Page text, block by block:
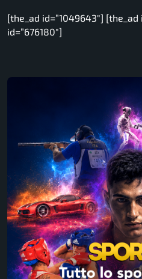
[the_ad id=”1049643″]
id=”676180″]